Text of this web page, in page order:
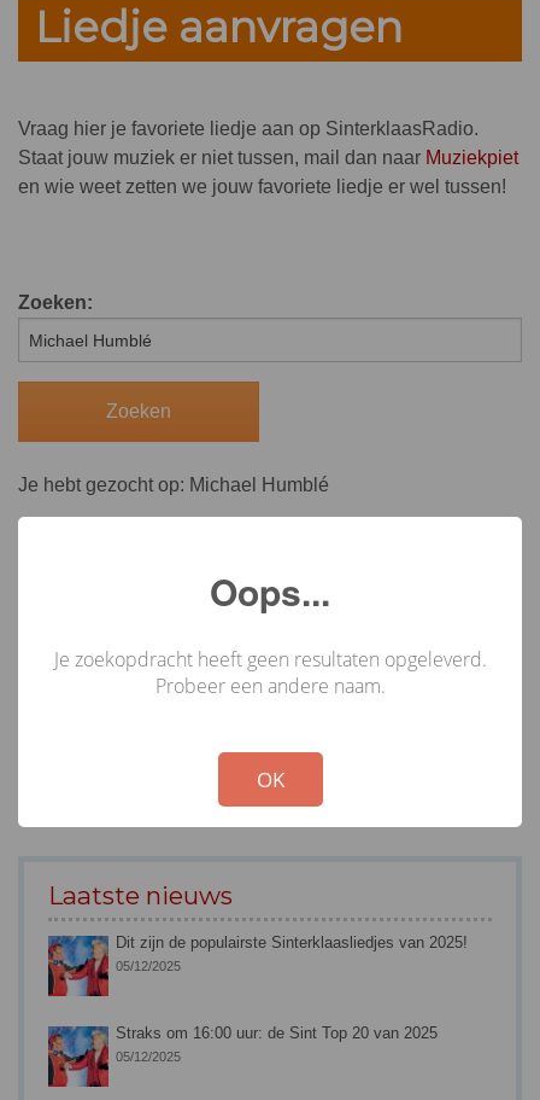
Liedje aanvragen
Vraag hier je favoriete liedje aan op SinterklaasRadio.
Staat jouw muziek er niet tussen, mail dan naar Muziekpiet
en wie weet zetten we jouw favoriete liedje er wel tussen!
Zoeken:
Je hebt gezocht op: Michael Humblé
Laatste nieuws
Dit zijn de populairste Sinterklaasliedjes van 2025!
05/12/2025
Straks om 16:00 uur: de Sint Top 20 van 2025
05/12/2025
Oops...
Je zoekopdracht heeft geen resultaten opgeleverd.
Probeer een andere naam.
OK